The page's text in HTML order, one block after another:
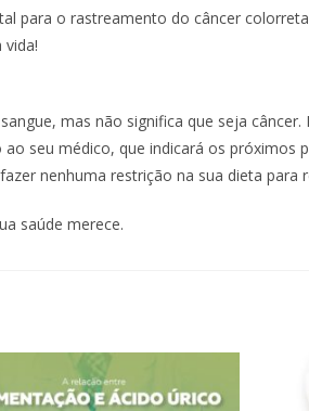
para o rastreamento do câncer
vida!
mas não significa que seja
seu médico, que indicará os próximos
nenhuma restrição na sua dieta para
saúde merece.